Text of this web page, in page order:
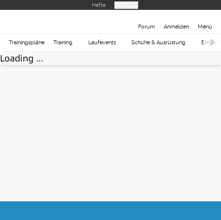
Hefte
Forum Anmelden Menü
Trainingspläne Training Laufevents Schuhe & Ausrüstung
Loading ...